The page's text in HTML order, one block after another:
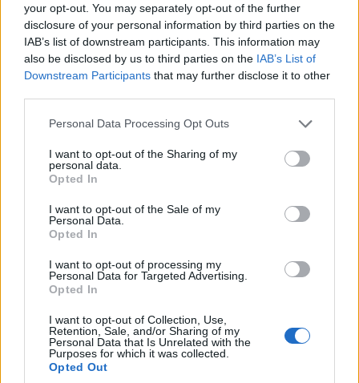
your opt-out. You may separately opt-out of the further
disclosure of your personal information by third parties on the
IAB’s list of downstream participants. This information may
also be disclosed by us to third parties on the IAB’s List of
Downstream Participants that may further disclose it to other
Please note that this website/app uses one or more Google
not limited to your visit or usage behaviour. You may click to
grant or deny consent to Google and its third-party tags to
use your data for below specified purposes in below Google
consent section.
Personal Data Processing Opt Outs
I want to opt-out of the Sharing of my
personal data.
Opted In
I want to opt-out of the Sale of my
Personal Data.
Opted In
I want to opt-out of processing my
Personal Data for Targeted Advertising.
Opted In
I want to opt-out of Collection, Use,
Retention, Sale, and/or Sharing of my
Personal Data that Is Unrelated with the
Purposes for which it was collected.
Opted Out
digitalizációról és a külföldi terjeszkedés
lehetőségeiről. Simon Pétert az MBH Bank
oldaláról Bertalan Sándorral, a bank
középvállalati üzletágának ügyvezető
igazgatójával közösen kérdeztük.
1985-öt írunk, és úgy képzelem, hogy egy
garázsból indulunk, ahol édesapád
elindította a vállalkozást. Mit gondolsz, ő
gondolt-e akkor arra, hogy egy ekkora
belevágott?
Én kétéves voltam ebben az időszakban, ezért